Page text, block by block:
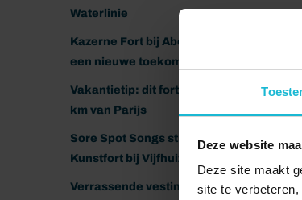
Deze website
Deze site maakt
site te
Waterlinie
Kazerne Fort bij Abcoude klaar voor
een nieuwe toekomst
Vakantietip: dit fort ligt nog geen 20
km van Parijs
Sore Spot Songs strijkt neer op het
Kunstfort bij Vijfhuizen
Verrassende vestingen van het